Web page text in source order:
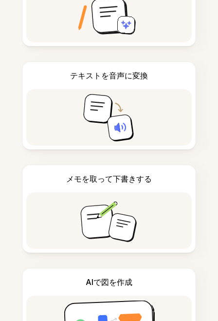
テキストを音声に変換
メモを取って下書きする
AIで図を作成